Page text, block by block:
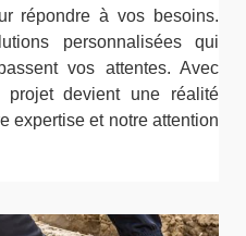
répondre à vos besoins.
personnalisées qui
vos attentes. Avec
projet devient une réalité
expertise et notre attention